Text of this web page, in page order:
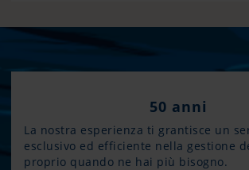
50 anni
La nostra esperienza ti grantisce un
esclusivo ed efficiente nella gestione
proprio quando ne hai più bisogno.